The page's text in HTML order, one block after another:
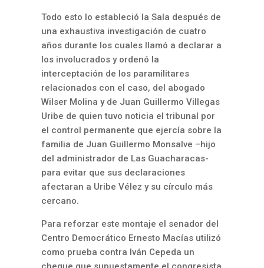
Todo esto lo estableció la Sala después de
una exhaustiva investigación de cuatro
años durante los cuales llamó a declarar a
los involucrados y ordenó la
interceptación de los paramilitares
relacionados con el caso, del abogado
Wilser Molina y de Juan Guillermo Villegas
Uribe de quien tuvo noticia el tribunal por
el control permanente que ejercía sobre la
familia de Juan Guillermo Monsalve –hijo
del administrador de Las Guacharacas-
para evitar que sus declaraciones
afectaran a Uribe Vélez y su círculo más
cercano.
Para reforzar este montaje el senador del
Centro Democrático Ernesto Macías utilizó
como prueba contra Iván Cepeda un